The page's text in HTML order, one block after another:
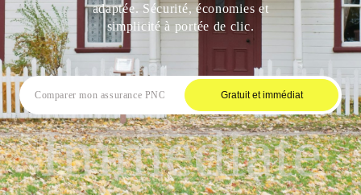
adaptée. Sécurité, économies et
simplicité à portée de clic.
Gratuit et immédiat
Immediate